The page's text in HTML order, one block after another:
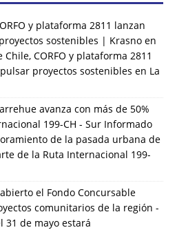
y plataforma 2811 lanzan
sostenibles | Krasno en
CORFO y plataforma 2811
proyectos sostenibles en La
avanza con más de 50%
199-CH - Sur Informado
de la pasada urbana de
de la Ruta Internacional 199-
el Fondo Concursable
comunitarios de la región -
31 de mayo estará